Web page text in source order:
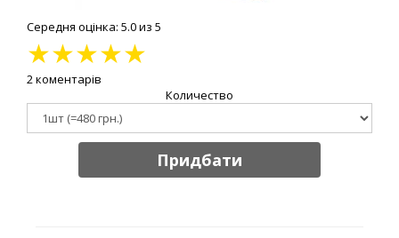
Середня оцінка: 5.0 из 5
★★★★★
2 коментарів
Количество
Придбати